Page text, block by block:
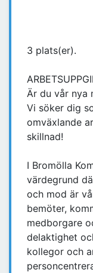
3 plats(er).
Är du vår nya
Vi söker dig
omväxlande
skillnad!
I Bromölla
värdegrund
och mod är
bemöter,
medborgare
delaktighet
kollegor och